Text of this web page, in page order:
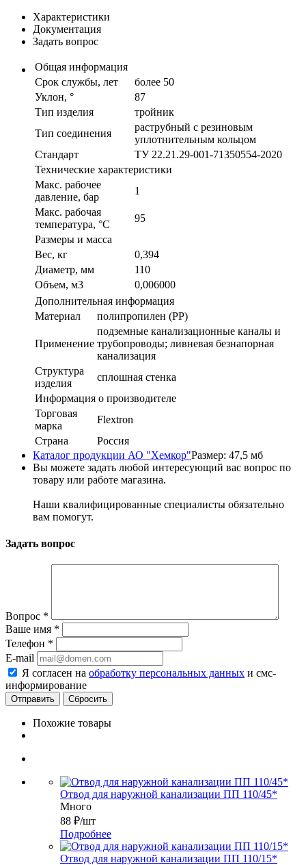
Характеристики
Документация
Задать вопрос
Общая информация
Срок службы, лет
более 50
Уклон, °
87
Тип изделия
тройник
Тип соединения
раструбный с резиновым
уплотнительным кольцом
Стандарт
ТУ 22.21.29-001-71350554-2020
Технические характеристики
Макс. рабочее
давление, бар
1
Макс. рабочая
температура, °С
95
Размеры и масса
Вес, кг
0,394
Диаметр, мм
110
Объем, м3
0,006000
Дополнительная информация
Материал
полипропилен (PP)
Применение
подземные канализационные каналы и
трубопроводы; ливневая безнапорная
канализация
Структура
изделия
сплошная стенка
Информация о производителе
Торговая
марка
Flextron
Страна
Россия
Каталог продукции АО "Хемкор"Размер: 47,5 мб
Вы можете задать любой интересующий вас вопрос по
товару или работе магазина.
Наши квалифицированные специалисты обязательно
вам помогут.
Задать вопрос
Вопрос *
Ваше имя *
Телефон *
E-mail
Я согласен на обработку персональных данных и смс-
информирование
Сбросить
Похожие товары
Отвод для наружной канализации ПП 110/45*
Много
88 ₽/шт
Подробнее
Отвод для наружной канализации ПП 110/15*